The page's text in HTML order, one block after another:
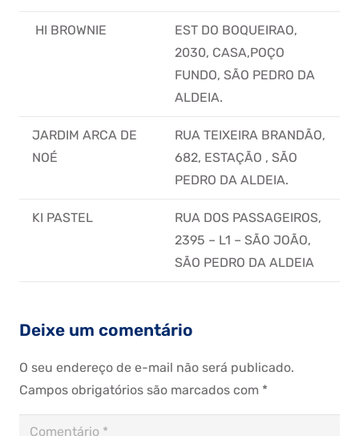
HI BROWNIE
EST DO BOQUEIRAO,
2030, CASA,POÇO
FUNDO, SÃO PEDRO DA
ALDEIA.
JARDIM ARCA DE
NOÉ
RUA TEIXEIRA BRANDÃO,
682, ESTAÇÃO , SÃO
PEDRO DA ALDEIA.
KI PASTEL
RUA DOS PASSAGEIROS,
2395 – L1 – SÃO JOÃO,
SÃO PEDRO DA ALDEIA
Deixe um comentário
O seu endereço de e-mail não será publicado.
Campos obrigatórios são marcados com *